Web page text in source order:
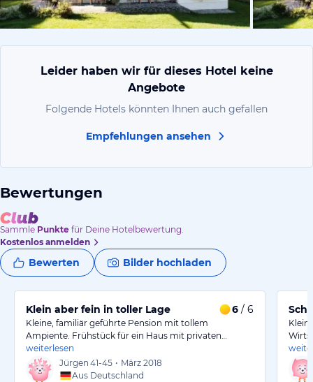
vom
Leider haben wir für dieses Hotel keine
Angebote
Folgende Hotels könnten Ihnen auch gefallen
Empfehlungen ansehen
Bewertungen
Sammle Punkte für Deine Hotelbewertung.
Kostenlos anmelden
Bewerten Bilder hochladen
Klein aber fein in toller Lage 6 / 6
Kleine, familiär geführte Pension mit tollem
Ampiente. Frühstück für ein Haus mit privaten…
weiterlesen
Jürgen 41-45 • März 2018
Aus Deutschland